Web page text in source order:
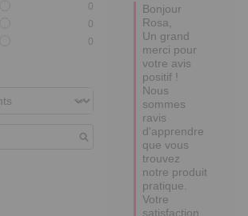
0
0
0
Bonjour
Rosa,
Un grand
merci pour
votre avis
positif !
Nous
sommes
ravis
d'apprendre
que vous
trouvez
notre produit
pratique.
Votre
satisfaction